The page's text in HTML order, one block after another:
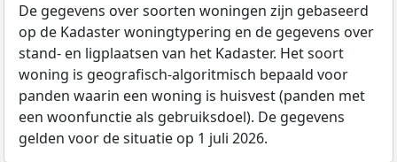
De gegevens over soorten woningen zijn gebaseerd
op de Kadaster woningtypering en de gegevens over
stand- en ligplaatsen van het Kadaster. Het soort
woning is geografisch-algoritmisch bepaald voor
panden waarin een woning is huisvest (panden met
een woonfunctie als gebruiksdoel). De gegevens
gelden voor de situatie op 1 juli 2026.